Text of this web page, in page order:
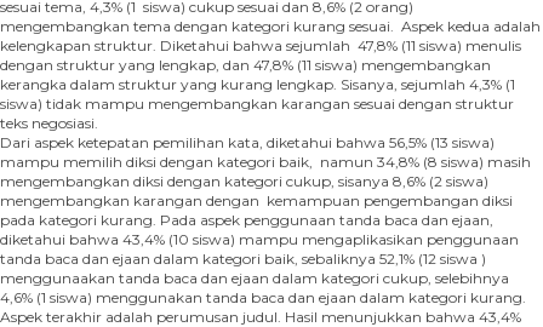
sesuai tema, 4,3% (1 siswa) cukup sesuai dan 8,6% (2 orang)
mengembangkan tema dengan kategori kurang sesuai. Aspek kedua adalah
kelengkapan struktur. Diketahui bahwa sejumlah 47,8% (11 siswa) menulis
dengan struktur yang lengkap, dan 47,8% (11 siswa) mengembangkan
kerangka dalam struktur yang kurang lengkap. Sisanya, sejumlah 4,3% (1
siswa) tidak mampu mengembangkan karangan sesuai dengan struktur
teks negosiasi.
Dari aspek ketepatan pemilihan kata, diketahui bahwa 56,5% (13 siswa)
mampu memilih diksi dengan kategori baik, namun 34,8% (8 siswa) masih
mengembangkan diksi dengan kategori cukup, sisanya 8,6% (2 siswa)
mengembangkan karangan dengan kemampuan pengembangan diksi
pada kategori kurang. Pada aspek penggunaan tanda baca dan ejaan,
diketahui bahwa 43,4% (10 siswa) mampu mengaplikasikan penggunaan
tanda baca dan ejaan dalam kategori baik, sebaliknya 52,1% (12 siswa )
menggunaakan tanda baca dan ejaan dalam kategori cukup, selebihnya
4,6% (1 siswa) menggunakan tanda baca dan ejaan dalam kategori kurang.
Aspek terakhir adalah perumusan judul. Hasil menunjukkan bahwa 43,4%